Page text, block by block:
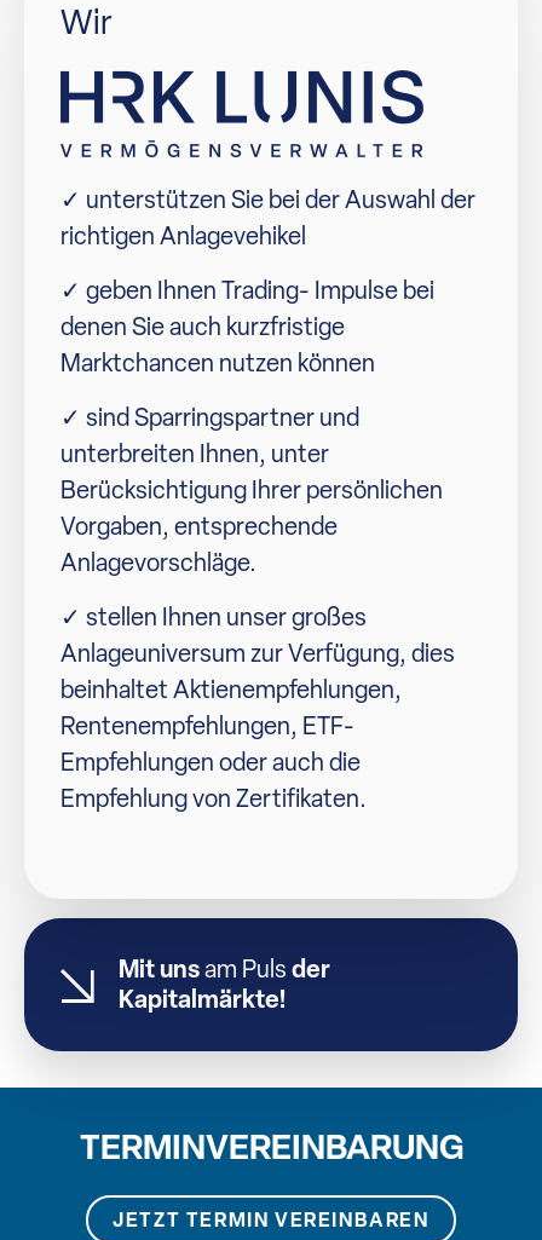
Wir
✓ unterstützen Sie bei der Auswahl der
richtigen Anlagevehikel
✓ geben Ihnen Trading- Impulse bei
denen Sie auch kurzfristige
Marktchancen nutzen können
✓ sind Sparringspartner und
unterbreiten Ihnen, unter
Berücksichtigung Ihrer persönlichen
Vorgaben, entsprechende
Anlagevorschläge.
✓ stellen Ihnen unser großes
Anlageuniversum zur Verfügung, dies
beinhaltet Aktienempfehlungen,
Rentenempfehlungen, ETF-
Empfehlungen oder auch die
Empfehlung von Zertifikaten.
Mit unsam Pulsder
Kapitalmärkte!
TERMINVEREINBARUNG
JETZT TERMIN VEREINBAREN